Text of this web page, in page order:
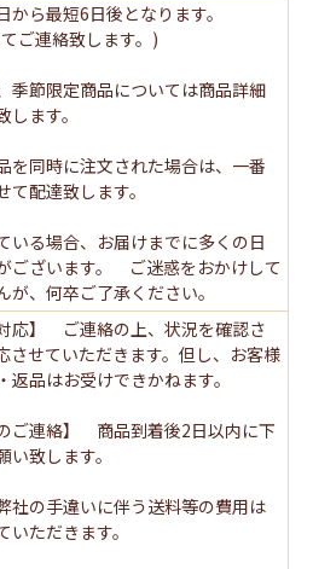
から最短6日後となります。
ご連絡致します。)
季節限定商品については商品詳細
ます。
を同時に注文された場合は、一番
配達致します。
いる場合、お届けまでに多くの日
ございます。 ご迷惑をおかけして
が、何卒ご了承ください。
応】 ご連絡の上、状況を確認さ
させていただきます。但し、お客様
返品はお受けできかねます。
ご連絡】 商品到着後2日以内に下
致します。
社の手違いに伴う送料等の費用は
ただきます。